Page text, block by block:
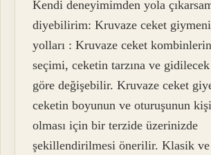
Kendi deneyimimden yola
diyebilirim: Kruvaze ceket
yolları : Kruvaze ceket
seçimi, ceketin tarzına ve
göre değişebilir. Kruvaze ceket
ceketin boyunun ve oturuşunun
olması için bir terzide üzerinizde
şekillendirilmesi önerilir. Klasik ve